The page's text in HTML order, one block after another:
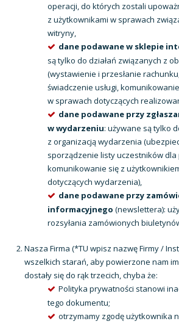
operacji, do których zostali
z użytkownikami w sprawach
witryny,
dane podawane w sklepie
są tylko do działań związanych z
(wystawienie i przesłanie
świadczenie usługi,
w sprawach dotyczących
dane podawane przy
w wydarzeniu: używane są tylko
z organizacją wydarzenia
sporządzenie listy uczestników
komunikowanie się z
dotyczących wydarzenia),
dane podawane przy
informacyjnego (newslettera):
rozsyłania zamówionych
Nasza Firma (*TU wpisz nazwę Firmy /
wszelkich starań, aby powierzone nam
dostały się do rąk trzecich, chyba że:
Polityka prywatności stanowi
tego dokumentu;
otrzymamy zgodę użytkownika